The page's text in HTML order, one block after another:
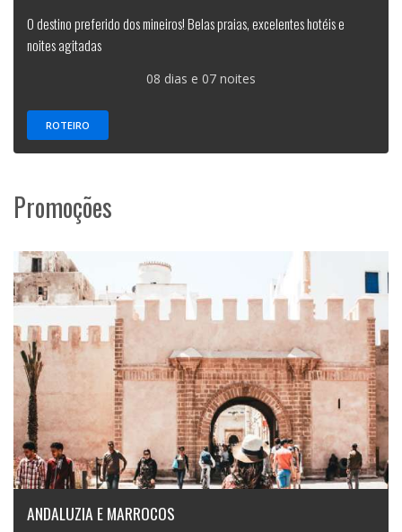
O destino preferido dos mineiros! Belas praias, excelentes hotéis e
noites agitadas
08 dias e 07 noites
ROTEIRO
Promoções
ANDALUZIA E MARROCOS